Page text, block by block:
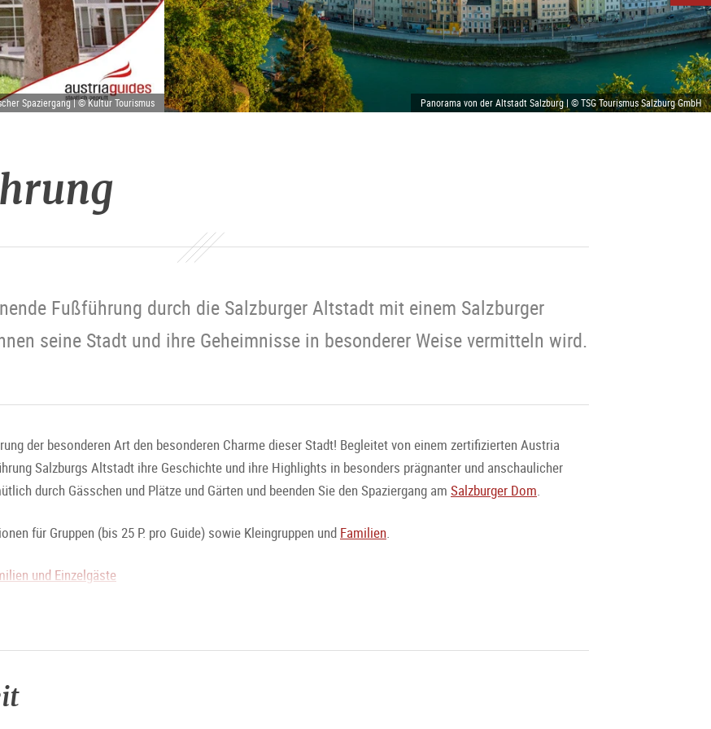
Spaziergang | © Kultur Tourismus Panorama von der Altstadt Salzburg | © TSG Tourismus Salzburg GmbH
Fußführung durch die Salzburger Altstadt mit einem Salzburger
seine Stadt und ihre Geheimnisse in besonderer Weise vermitteln wird.
der besonderen Art den besonderen Charme dieser Stadt! Begleitet von einem zertifizierten Austria
Salzburgs Altstadt ihre Geschichte und ihre Highlights in besonders prägnanter und anschaulicher
durch Gässchen und Plätze und Gärten und beenden Sie den Spaziergang am Salzburger Dom.
für Gruppen (bis 25 P. pro Guide) sowie Kleingruppen und Familien.
und Einzelgäste
Stadtführung klassisch
Teilnehmerzahl)